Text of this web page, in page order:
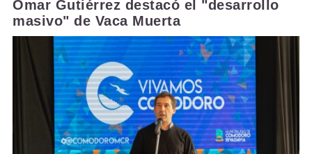
Omar Gutiérrez destacó el "desarrollo
masivo" de Vaca Muerta